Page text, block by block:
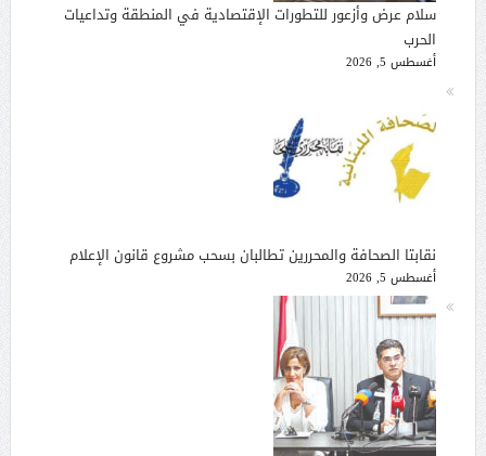
سلام عرض وأزعور للتطورات الإقتصادية في المنطقة وتداعيات
الحرب
أغسطس 5, 2026
نقابتا الصحافة والمحررين تطالبان بسحب مشروع قانون الإعلام
أغسطس 5, 2026